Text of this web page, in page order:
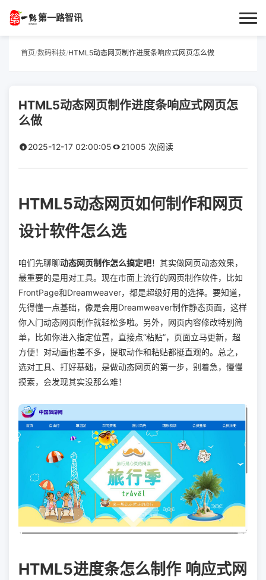
第一路智讯
首页
技术解答
科普文章
实用技巧
热门话题
首页 /数码科技/HTML5动态网页制作进度条响应式网页怎么做
HTML5动态网页制作进度条响应式网页怎
么做
2025-12-17 02:00:05 21005 次阅读
HTML5动态网页如何制作和网页
设计软件怎么选
咱们先聊聊动态网页制作怎么搞定吧！其实做网页动态效果，
最重要的是用对工具。现在市面上流行的网页制作软件，比如
FrontPage和Dreamweaver，都是超级好用的选择。要知道，
先得懂一点基础，像是会用Dreamweaver制作静态页面，这样
你入门动态网页制作就轻松多啦。另外，网页内容修改特别简
单，比如你进入指定位置，直接点“粘贴”，页面立马更新，超
方便！对动画也差不多，提取动作和粘贴都挺直观的。总之，
选对工具、打好基础，是做动态网页的第一步，别着急，慢慢
摸索，会发现其实没那么难！
HTML5进度条怎么制作 响应式网